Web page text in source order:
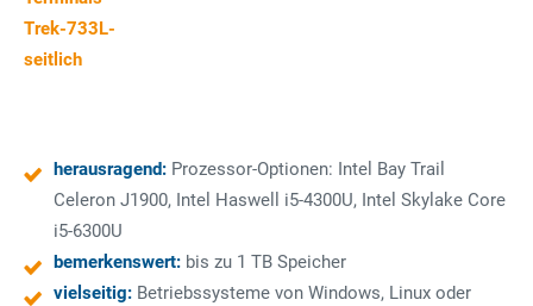
herausragend: Prozessor-Optionen: Intel Bay Trail
Celeron J1900, Intel Haswell i5-4300U, Intel Skylake Core
i5-6300U
bemerkenswert: bis zu 1 TB Speicher
vielseitig: Betriebssysteme von Windows, Linux oder